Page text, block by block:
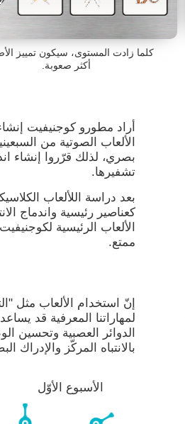
كلما زادت المستوى، سيكون تمييز
أكثر صعوبة.
أراد مطورو كوجنيفيت
الألعاب الصوتية من
بصري، لذلك قرّروا إنشاء
تشفيرها.
بعد دراسة اللألعاب
كعناصير رئيسية واندماج
الألعاب الرئيسية
ممتع.
إنّ استخدام الألعاب مثل
لمهاراتنا المعرفية قد
الدوائر العصبية وتحسين
بالانتباه المركّز والإدراك
الأسبوع الأوّل